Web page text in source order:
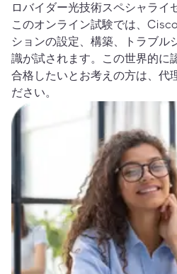
ロバイダー光技術スペシャライ
このオンライン試験では、
ションの設定、構築、トラブル
識が試されます。この世界的に
合格したいとお考えの方は、代
ださい。